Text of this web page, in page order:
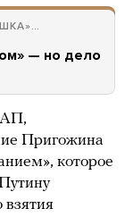
— но дело
АП,
Пригожина
которое
взятия